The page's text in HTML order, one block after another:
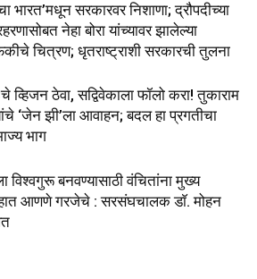
भारत’मधून सरकारवर निशाणा; द्रौपदीच्या
नेहा बोरा यांच्यावर झालेल्या
चित्रण; धृतराष्ट्राशी सरकारची तुलना
व्हिजन ठेवा, सद्विवेकाला फॉलो करा! तुकाराम
‘जेन झी’ला आवाहन; बदल हा प्रगतीचा
भाग
विश्वगुरू बनवण्यासाठी वंचितांना मुख्य
आणणे गरजेचे : सरसंघचालक डाॅ. मोहन